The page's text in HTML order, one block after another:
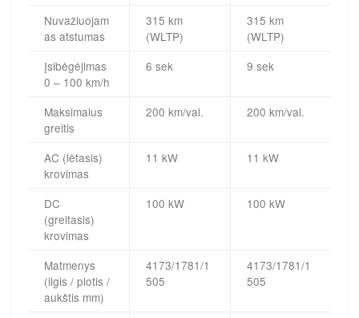
Nuvažiuojam
as atstumas
315 km
(WLTP)
315 km
(WLTP)
Įsibėgėjimas
0 – 100 km/h
6 sek 9 sek
Maksimalus
greitis
200 km/val. 200 km/val.
AC (lėtasis)
krovimas
11 kW 11 kW
DC
(greitasis)
krovimas
100 kW 100 kW
Matmenys
(ilgis / plotis /
aukštis mm)
4173/1781/1
505
4173/1781/1
505